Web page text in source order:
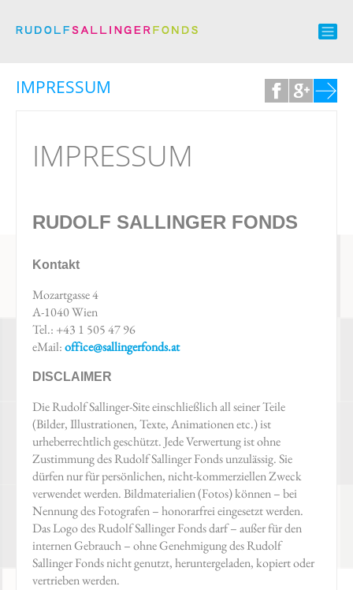
IMPRESSUM
IMPRESSUM
RUDOLF SALLINGER FONDS
Kontakt
Mozartgasse 4
A-1040 Wien
Tel.: +43 1 505 47 96
eMail:office@sallingerfonds.at
DISCLAIMER
Die Rudolf Sallinger-Site einschließlich all seiner Teile
(Bilder, Illustrationen, Texte, Animationen etc.) ist
urheberrechtlich geschützt. Jede Verwertung ist ohne
Zustimmung des Rudolf Sallinger Fonds unzulässig. Sie
dürfen nur für persönlichen, nicht-kommerziellen Zweck
verwendet werden. Bildmaterialien (Fotos) können – bei
Nennung des Fotografen – honorarfrei eingesetzt werden.
Das Logo des Rudolf Sallinger Fonds darf – außer für den
internen Gebrauch – ohne Genehmigung des Rudolf
Sallinger Fonds nicht genutzt, heruntergeladen, kopiert oder
vertrieben werden.